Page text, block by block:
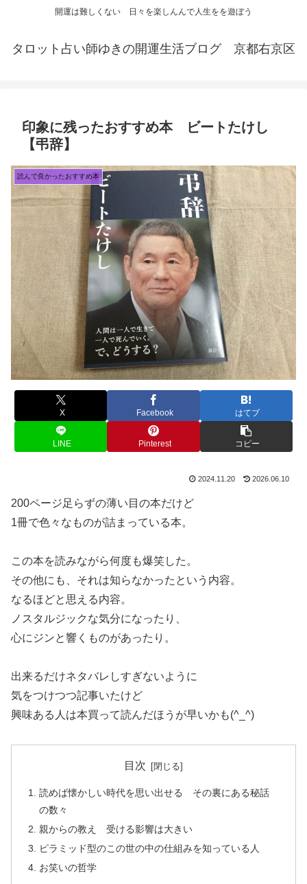
開運は難しくない 日々を楽しんんで人生をを遊ぼう
タロット占い師ゆきの開運生活ブログ 京都右京区
印象に残ったおすすめ本 ビートたけし
【弔辞】
読んで良かったおすすめ本
X Facebook はてブ
LINE Pinterest コピー
2024.11.20 2026.06.10
200ページ足らずの薄い目の本だけど
1冊で色々なものが詰まっている本。
この本を読みながら何度も爆笑した。
その他にも、それは知らなかったという内容。
なるほどと思える内容。
ノスタルジックな気分になったり、
心にジンと響くものがあったり。
出来るだけネタバレしすぎないように
気をつけつつ記事いたけど
興味ある人は本買って読んだほうが早いかも(^_^)
目次
読めば懐かしい時代を思い出せる その裏にある秘話
の数々
親からの教え 受ける影響は大きい
ピラミッド型のこの世の中の仕組みを知っている人
お笑いの哲学